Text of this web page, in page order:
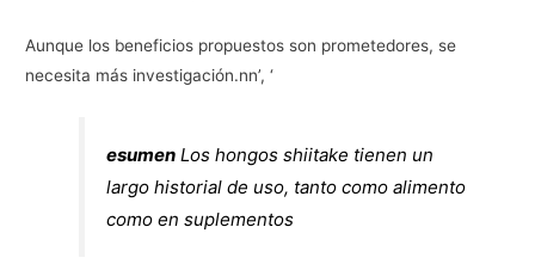
Aunque los beneficios propuestos son prometedores, se
necesita más investigación.nn’, ‘
esumen Los hongos shiitake tienen un
largo historial de uso, tanto como alimento
como en suplementos